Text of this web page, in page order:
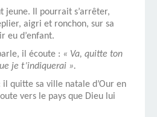
jeune. Il pourrait s’arrêter,
aigri et ronchon, sur sa
eu d’enfant.
il écoute : « Va, quitte ton
je t’indiquerai ».
il quitte sa ville natale d’Our en
vers le pays que Dieu lui